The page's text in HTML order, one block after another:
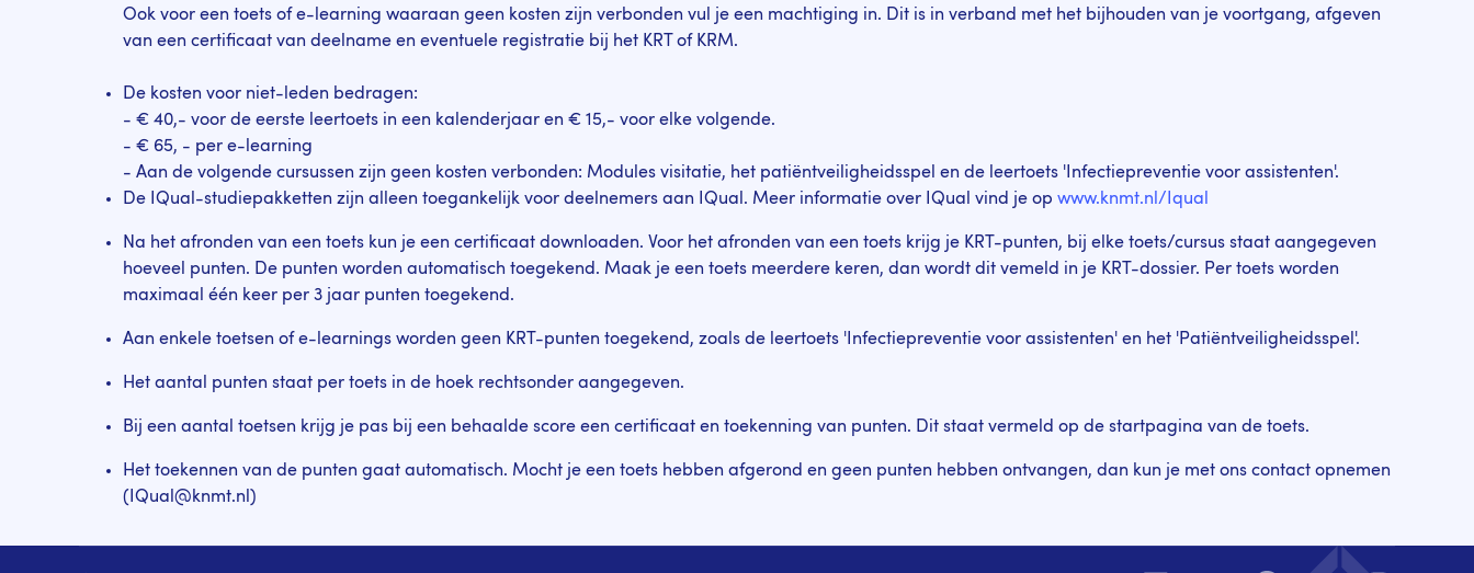
Ook voor een toets of e-learning waaraan geen kosten zijn verbonden vul je een machtiging in. Dit is in verband met het bijhouden van je voortgang, afgeven
van een certificaat van deelname en eventuele registratie bij het KRT of KRM.
De kosten voor niet-leden bedragen:
- € 40,- voor de eerste leertoets in een kalenderjaar en € 15,- voor elke volgende.
- € 65, - per e-learning
- Aan de volgende cursussen zijn geen kosten verbonden: Modules visitatie, het patiëntveiligheidsspel en de leertoets 'Infectiepreventie voor assistenten'.
De IQual-studiepakketten zijn alleen toegankelijk voor deelnemers aan IQual. Meer informatie over IQual vind je op www.knmt.nl/Iqual
Na het afronden van een toets kun je een certificaat downloaden. Voor het afronden van een toets krijg je KRT-punten, bij elke toets/cursus staat aangegeven
hoeveel punten. De punten worden automatisch toegekend. Maak je een toets meerdere keren, dan wordt dit vemeld in je KRT-dossier. Per toets worden
maximaal één keer per 3 jaar punten toegekend.
Aan enkele toetsen of e-learnings worden geen KRT-punten toegekend, zoals de leertoets 'Infectiepreventie voor assistenten' en het 'Patiëntveiligheidsspel'.
Het aantal punten staat per toets in de hoek rechtsonder aangegeven.
Bij een aantal toetsen krijg je pas bij een behaalde score een certificaat en toekenning van punten. Dit staat vermeld op de startpagina van de toets.
Het toekennen van de punten gaat automatisch. Mocht je een toets hebben afgerond en geen punten hebben ontvangen, dan kun je met ons contact opnemen
(IQual@knmt.nl)